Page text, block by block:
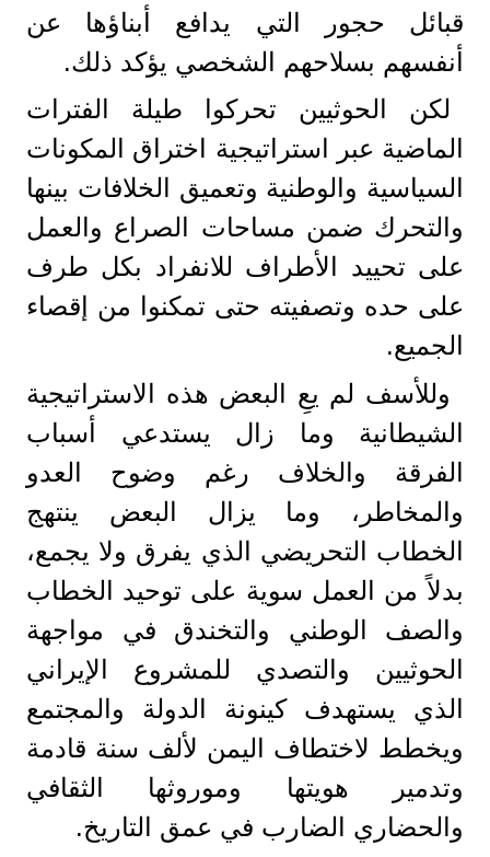
قبائل حجور التي يدافع أبناؤها عن
أنفسهم بسلاحهم الشخصي يؤكد ذلك.
لكن الحوثيين تحركوا طيلة الفترات
الماضية عبر استراتيجية اختراق المكونات
السياسية والوطنية وتعميق الخلافات بينها
والتحرك ضمن مساحات الصراع والعمل
على تحييد الأطراف للانفراد بكل طرف
على حده وتصفيته حتى تمكنوا من إقصاء
الجميع.
وللأسف لم يعِ البعض هذه الاستراتيجية
الشيطانية وما زال يستدعي أسباب
الفرقة والخلاف رغم وضوح العدو
والمخاطر، وما يزال البعض ينتهج
الخطاب التحريضي الذي يفرق ولا يجمع،
بدلاً من العمل سوية على توحيد الخطاب
والصف الوطني والتخندق في مواجهة
الحوثيين والتصدي للمشروع الإيراني
الذي يستهدف كينونة الدولة والمجتمع
ويخطط لاختطاف اليمن لألف سنة قادمة
وتدمير هويتها وموروثها الثقافي
والحضاري الضارب في عمق التاريخ.